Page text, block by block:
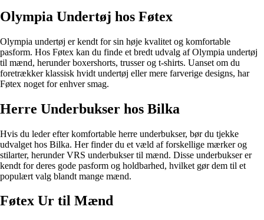
Olympia Undertøj hos Føtex
Olympia undertøj er kendt for sin høje kvalitet og komfortable
pasform. Hos Føtex kan du finde et bredt udvalg af Olympia undertøj
til mænd, herunder boxershorts, trusser og t-shirts. Uanset om du
foretrækker klassisk hvidt undertøj eller mere farverige designs, har
Føtex noget for enhver smag.
Herre Underbukser hos Bilka
Hvis du leder efter komfortable herre underbukser, bør du tjekke
udvalget hos Bilka. Her finder du et væld af forskellige mærker og
stilarter, herunder VRS underbukser til mænd. Disse underbukser er
kendt for deres gode pasform og holdbarhed, hvilket gør dem til et
populært valg blandt mange mænd.
Føtex Ur til Mænd